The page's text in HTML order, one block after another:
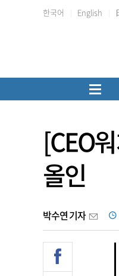
한국어 English
[CEO
올인
박수연 기자